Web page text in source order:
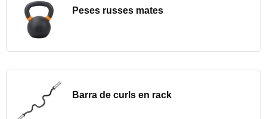
Peses russes mates
Barra de curls en rack